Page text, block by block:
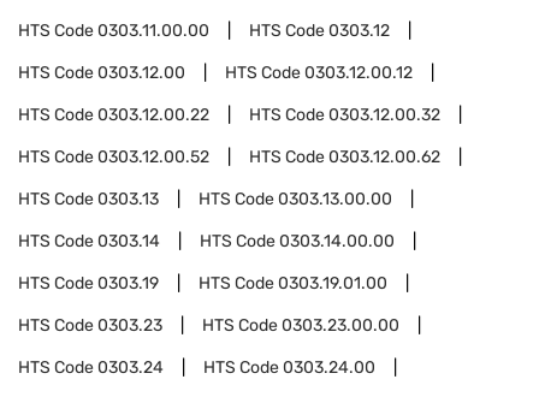
HTS Code0303.11.00.00 HTS Code0303.12
HTS Code0303.12.00 HTS Code0303.12.00.12
HTS Code0303.12.00.22 HTS Code0303.12.00.32
HTS Code0303.12.00.52 HTS Code0303.12.00.62
HTS Code0303.13 HTS Code0303.13.00.00
HTS Code0303.14 HTS Code0303.14.00.00
HTS Code0303.19 HTS Code0303.19.01.00
HTS Code0303.23 HTS Code0303.23.00.00
HTS Code0303.24 HTS Code0303.24.00